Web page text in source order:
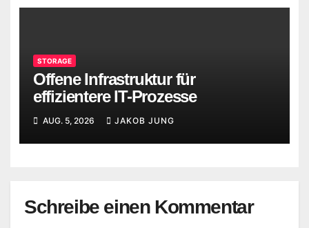
STORAGE
Offene Infrastruktur für
effizientere IT-Prozesse
AUG. 5, 2026 JAKOB JUNG
Schreibe einen Kommentar